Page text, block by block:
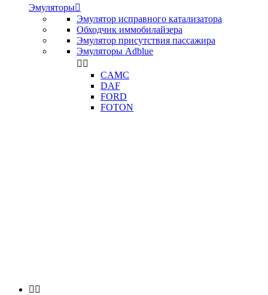
Эмуляторы
Эмулятор исправного катализатора
Обходчик иммобилайзера
Эмулятор присутствия пассажира
Эмуляторы Adblue
 
CAMC
DAF
FORD
FOTON
 